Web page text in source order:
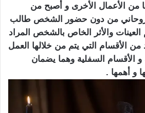
من الأعمال الأخرى و أصبح من
من دون حضور الشخص طالب
والأثر الخاص بالشخص المراد
من الأقسام التي يتم من خلالها العمل
و الأقسام السفلية وهما يضمان
و أهمها .